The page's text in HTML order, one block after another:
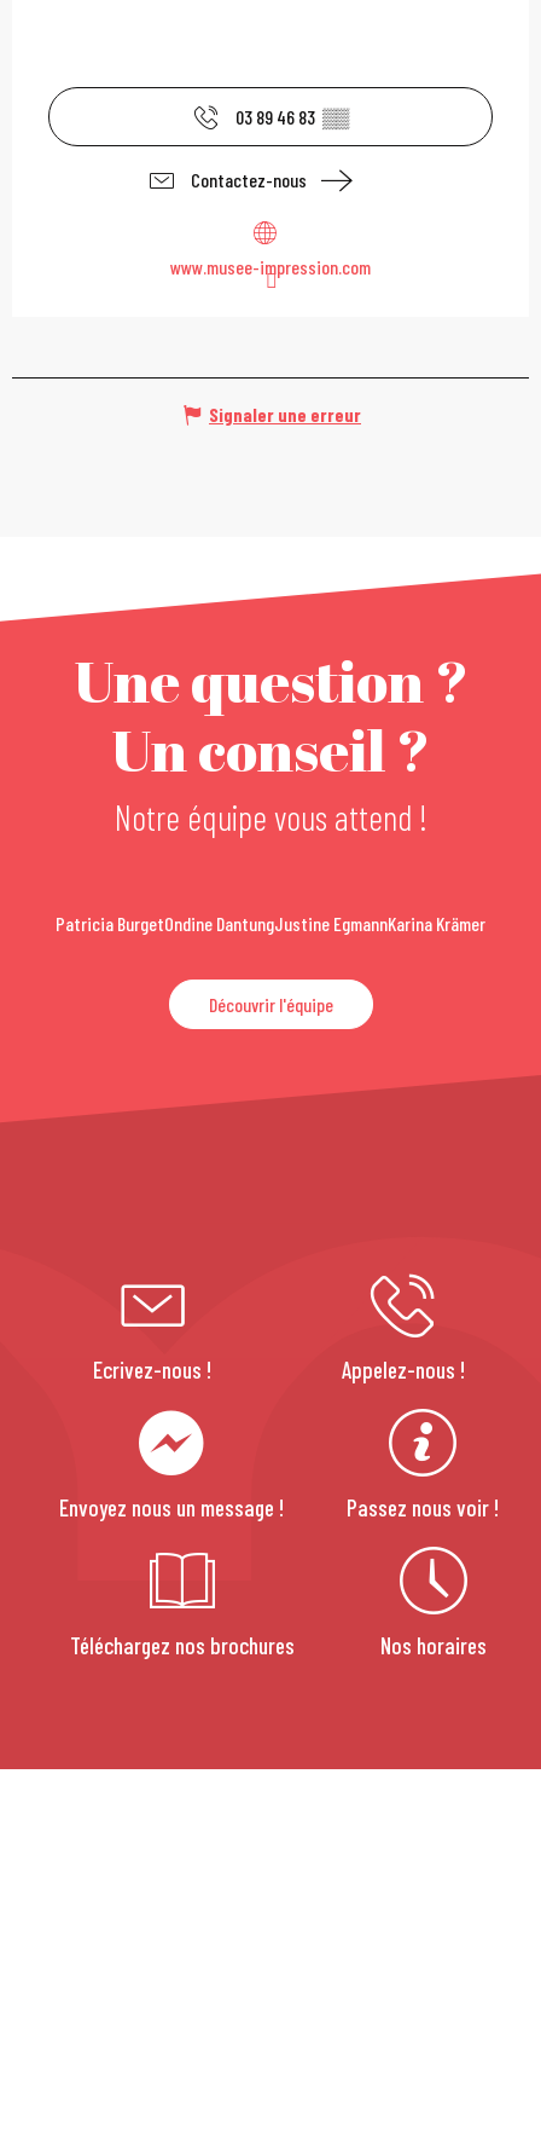
03 89 46 83 ▒▒
Contactez-nous
www.musee-impression.com
Signaler une erreur
Une question ?
Un conseil ?
Notre équipe vous attend !
Patricia BurgetOndine DantungJustine EgmannKarina Krämer
Découvrir l'équipe
Ecrivez-nous ! Appelez-nous !
Envoyez nous un message ! Passez nous voir !
Téléchargez nos brochures Nos horaires